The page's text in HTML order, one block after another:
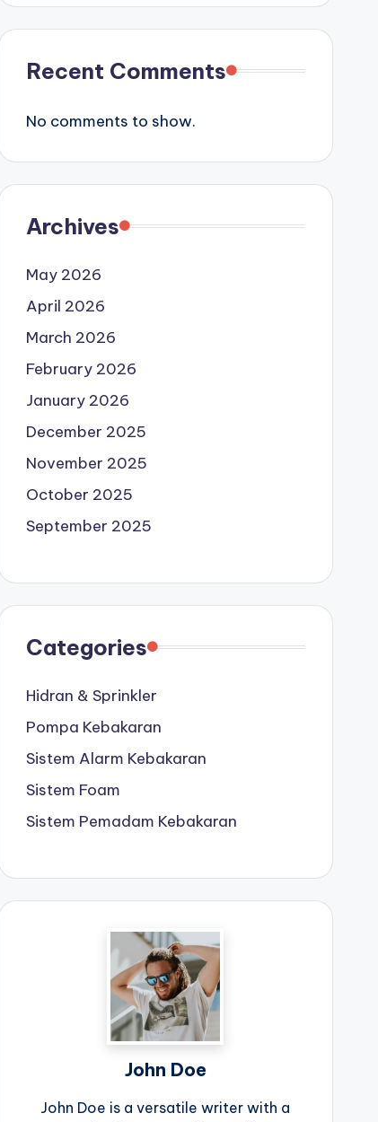
Recent Comments
No comments to show.
Archives
May 2026
April 2026
March 2026
February 2026
January 2026
December 2025
November 2025
October 2025
September 2025
Categories
Hidran & Sprinkler
Pompa Kebakaran
Sistem Alarm Kebakaran
Sistem Foam
Sistem Pemadam Kebakaran
John Doe
John Doe is a versatile writer with a